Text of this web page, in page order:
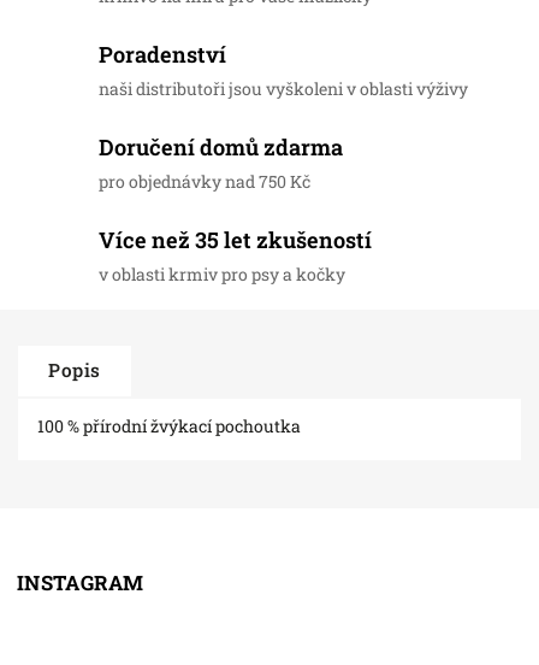
Poradenství
naši distributoři jsou vyškoleni v oblasti výživy
Doručení domů zdarma
pro objednávky nad 750 Kč
Více než 35 let zkušeností
v oblasti krmiv pro psy a kočky
Popis
100 % přírodní žvýkací pochoutka
INSTAGRAM